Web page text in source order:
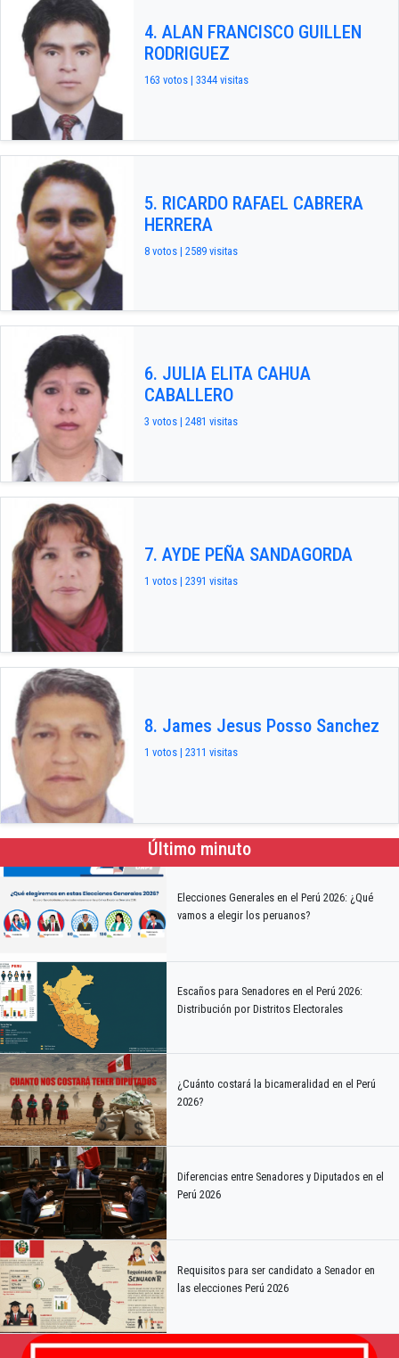
4. ALAN FRANCISCO GUILLEN
RODRIGUEZ
163 votos | 3344 visitas
5. RICARDO RAFAEL CABRERA
HERRERA
8 votos | 2589 visitas
6. JULIA ELITA CAHUA
CABALLERO
3 votos | 2481 visitas
7. AYDE PEÑA SANDAGORDA
1 votos | 2391 visitas
8. James Jesus Posso Sanchez
1 votos | 2311 visitas
Último minuto
Elecciones Generales en el Perú 2026: ¿Qué
vamos a elegir los peruanos?
Escaños para Senadores en el Perú 2026:
Distribución por Distritos Electorales
¿Cuánto costará la bicameralidad en el Perú
2026?
Diferencias entre Senadores y Diputados en el
Perú 2026
Requisitos para ser candidato a Senador en
las elecciones Perú 2026